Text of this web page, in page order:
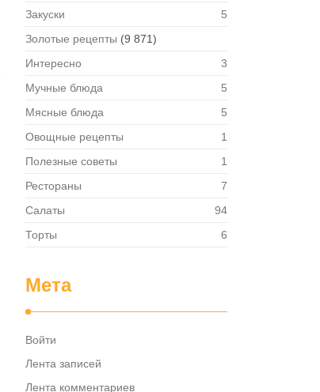
Закуски
5
Золотые рецепты (9 871)
Интересно
3
Мучные блюда
5
Мясные блюда
5
Овощные рецепты
1
Полезные советы
1
Рестораны
7
Салаты
94
Торты
6
Мета
Войти
Лента записей
Лента комментариев